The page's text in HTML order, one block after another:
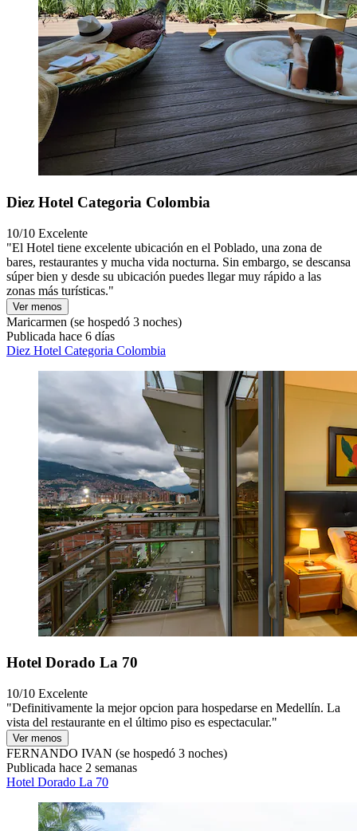
Diez Hotel Categoria Colombia
10/10 Excelente
"El Hotel tiene excelente ubicación en el Poblado, una zona de
bares, restaurantes y mucha vida nocturna. Sin embargo, se descansa
súper bien y desde su ubicación puedes llegar muy rápido a las
zonas más turísticas."
Ver menos
Maricarmen (se hospedó 3 noches)
Publicada hace 6 días
Diez Hotel Categoria Colombia
Hotel Dorado La 70
10/10 Excelente
"Definitivamente la mejor opcion para hospedarse en Medellín. La
vista del restaurante en el último piso es espectacular."
Ver menos
FERNANDO IVAN (se hospedó 3 noches)
Publicada hace 2 semanas
Hotel Dorado La 70